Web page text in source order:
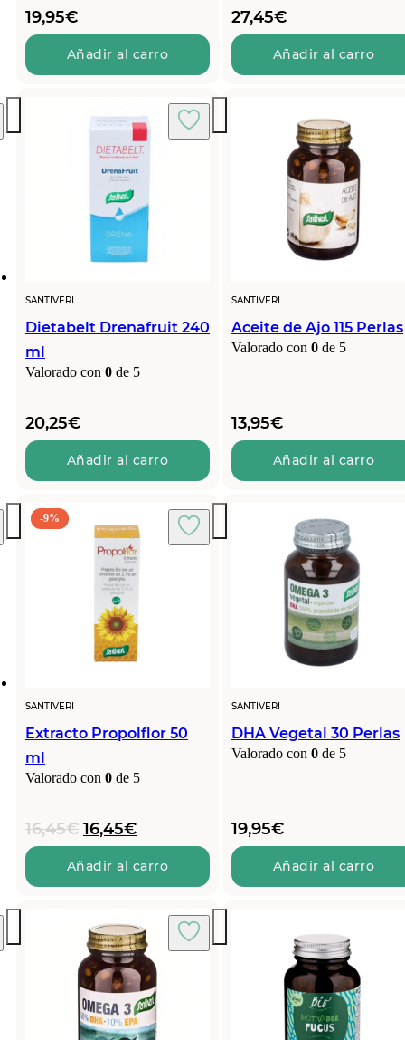
19,95€
Añadir al carro
27,45€
Añadir al carro
SANTIVERI
Dietabelt Drenafruit 240
ml
Valorado con 0 de 5
20,25€
Añadir al carro
SANTIVERI
Aceite de Ajo 115 Perlas
Valorado con 0 de 5
13,95€
Añadir al carro
-9%
SANTIVERI
Extracto Propolflor 50
ml
Valorado con 0 de 5
16,45€ El
precio
original
era:
16,45€El
precio
actual
es:
Añadir al carro
SANTIVERI
DHA Vegetal 30 Perlas
Valorado con 0 de 5
19,95€
Añadir al carro